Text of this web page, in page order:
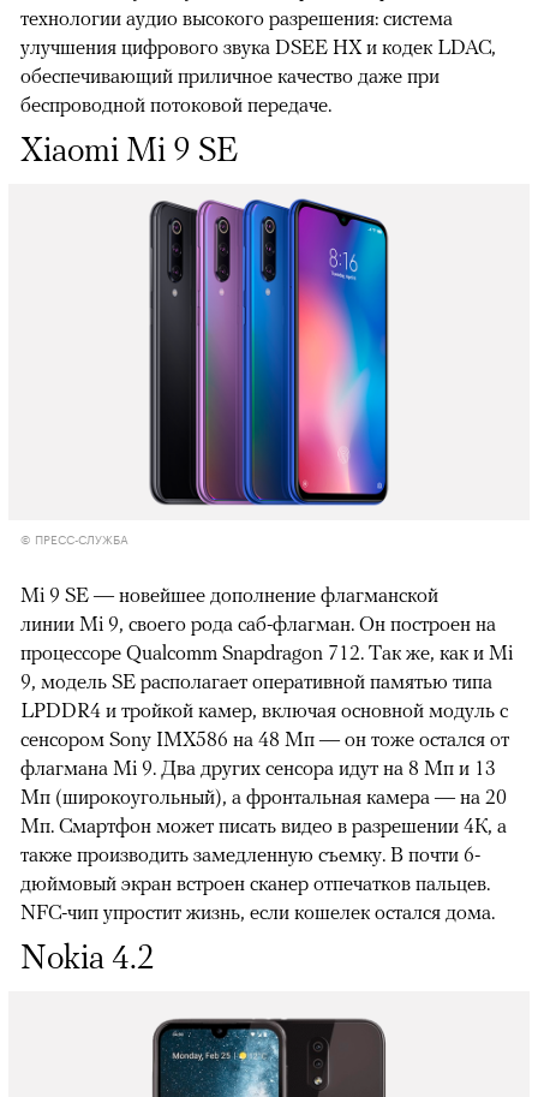
технологии аудио высокого разрешения: система
улучшения цифрового звука DSEE HX и кодек LDAC,
обеспечивающий приличное качество даже при
беспроводной потоковой передаче.
Xiaomi Mi 9 SE
© ПРЕСС-СЛУЖБА
Mi 9 SE — новейшее дополнение флагманской
линии Mi 9, своего рода саб-флагман. Он построен на
процессоре Qualcomm Snapdragon 712. Так же, как и Mi
9, модель SE располагает оперативной памятью типа
LPDDR4 и тройкой камер, включая основной модуль с
сенсором Sony IMX586 на 48 Мп — он тоже остался от
флагмана Mi 9. Два других сенсора идут на 8 Мп и 13
Мп (широкоугольный), а фронтальная камера — на 20
Мп. Смартфон может писать видео в разрешении 4К, а
также производить замедленную съемку. В почти 6-
дюймовый экран встроен сканер отпечатков пальцев.
NFC-чип упростит жизнь, если кошелек остался дома.
Nokia 4.2